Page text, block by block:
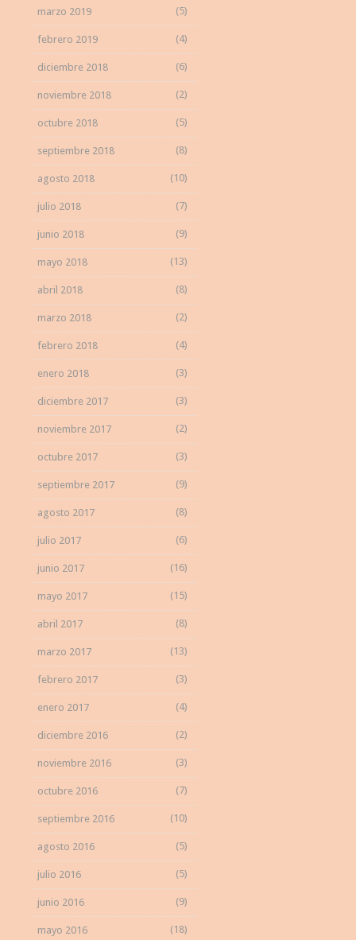
marzo 2019 (5)
febrero 2019 (4)
diciembre 2018 (6)
noviembre 2018 (2)
octubre 2018 (5)
septiembre 2018 (8)
agosto 2018 (10)
julio 2018 (7)
junio 2018 (9)
mayo 2018 (13)
abril 2018 (8)
marzo 2018 (2)
febrero 2018 (4)
enero 2018 (3)
diciembre 2017 (3)
noviembre 2017 (2)
octubre 2017 (3)
septiembre 2017 (9)
agosto 2017 (8)
julio 2017 (6)
junio 2017 (16)
mayo 2017 (15)
abril 2017 (8)
marzo 2017 (13)
febrero 2017 (3)
enero 2017 (4)
diciembre 2016 (2)
noviembre 2016 (3)
octubre 2016 (7)
septiembre 2016 (10)
agosto 2016 (5)
julio 2016 (5)
junio 2016 (9)
mayo 2016 (18)